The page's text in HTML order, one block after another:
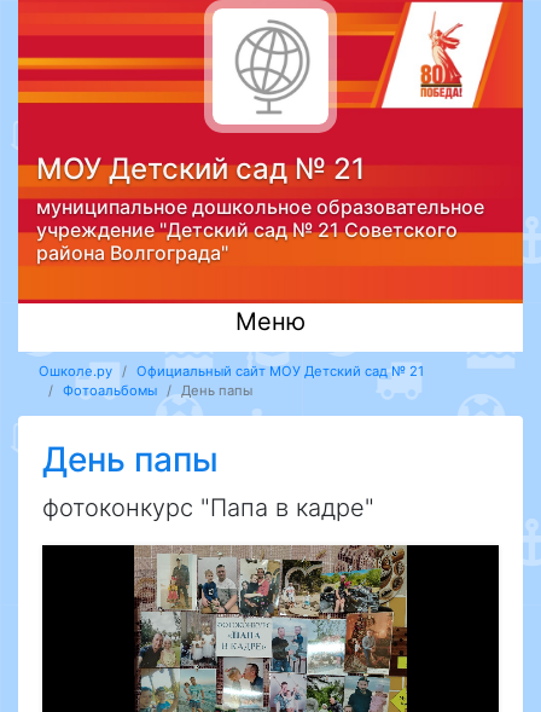
МОУ Детский сад № 21
муниципальное дошкольное образовательное
учреждение "Детский сад № 21 Советского
района Волгограда"
Меню
Ошколе.ру
Официальный сайт МОУ Детский сад № 21
Фотоальбомы
День папы
День папы
фотоконкурс "Папа в кадре"